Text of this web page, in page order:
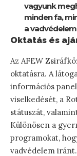
vagyunk
minden fa,
a
Oktatás és
Az AFEW
oktatásra. A
információs
viselkedését, a
státuszát,
Különösen a
programokat,
vadvédelem